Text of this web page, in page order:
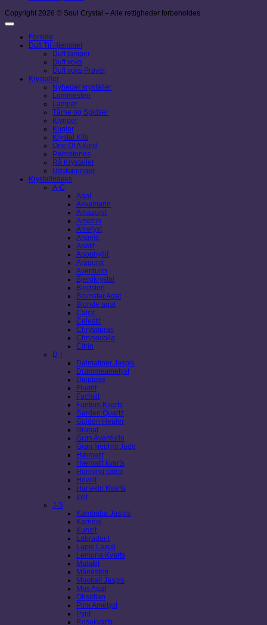
Copyright 2026 © Soul Crystal – Alle rettigheder forbeholdes
Forside
Duft Til Hjemmet
Duft lamper
Duft voks
Duft voks Prøver
Krystaller
Nyheder krystaller
Lommesten
Lamper
Tårne og Spidser
Klynger
Kugler
Krystal Kits
One Of A Kind
Palmstones
Rå Krystaller
Udskæringer
Krystalindeks
A-C
Agat
Akvamarin
Amazonit
Ametrin
Ametyst
Angelit
Apatit
Apophyllit
Aragonit
Aventurin
Bjergkrystal
Blodsten
Blomster Agat
Blonde agat
Calcit
Celestit
Chrysopras
Chrysocolla
Citrin
D-I
Dalmatiner Jaspis
Drømmeametyst
Dioptase
Fluorit
Fuchsit
Fantom Kvarts
Garden Quartz
Golden Healer
Granat
Grøn Aventurin
Grøn Nephrit Jade
Hæmatit
Hæmatit kvarts
Honning calcit
Howlit
Harlekin Kvarts
Iolit
J-S
Kambaba Jaspis
Karneol
Kunzit
Labradorit
Lapis Lazuli
Lemuria Kvarts
Malakit
Månesten
Mookait Jaspis
Mos Agat
Obsidian
Pink Ametyst
Pyrit
Rosakvarts